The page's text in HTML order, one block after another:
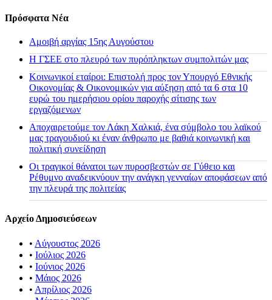
Πρόσφατα Νέα
Αμοιβή αργίας 15ης Αυγούστου
H ΓΣΕΕ στο πλευρό των πυρόπληκτων συμπολιτών μας
Κοινωνικοί εταίροι: Επιστολή προς τον Υπουργό Εθνικής
Οικονομίας & Οικονομικών για αύξηση από τα 6 στα 10
ευρώ του ημερήσιου ορίου παροχής σίτισης των
εργαζόμενων
Αποχαιρετούμε τον Λάκη Χαλκιά, ένα σύμβολο του λαϊκού
μας τραγουδιού κι έναν άνθρωπο με βαθιά κοινωνική και
πολιτική συνείδηση
Οι τραγικοί θάνατοι των πυροσβεστών σε Γύθειο και
Ρέθυμνο αναδεικνύουν την ανάγκη γενναίων αποφάσεων από
την πλευρά της πολιτείας
Αρχείο Δημοσιεύσεων
• Αύγουστος 2026
• Ιούλιος 2026
• Ιούνιος 2026
• Μάιος 2026
• Απρίλιος 2026